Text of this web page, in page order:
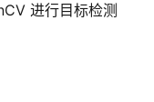
进行目标检测